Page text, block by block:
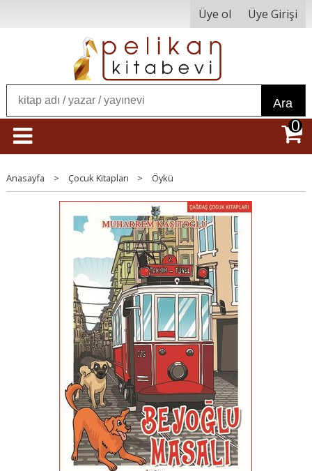
Üye ol Üye Girişi
Ara
0
Anasayfa > Çocuk Kitapları > Öykü